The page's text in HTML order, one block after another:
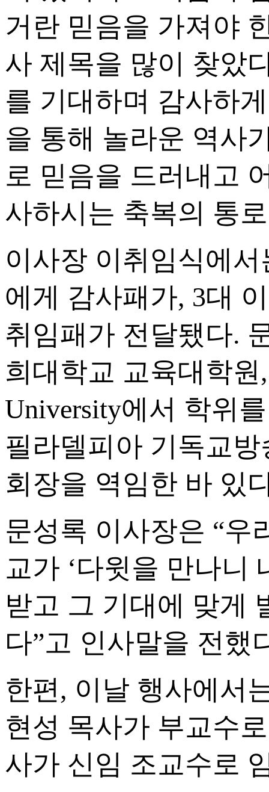
거란 믿음을 가져야
사 제목을 많이 찾았
를 기대하며 감사하
을 통해 놀라운 역사
로 믿음을 드러내고
사하시는 축복의 통
이사장 이취임식에
에게 감사패가, 3대
취임패가 전달됐다.
희대학교 교육대학원,
University에서 학위
필라델피아 기독교
회장을 역임한 바 있
문성록 이사장은 “우
교가 ‘다윗을 만나니
받고 그 기대에 맞게
다”고 인사말을 전했
한편, 이날 행사에서
현성 목사가 부교수
사가 신임 조교수로